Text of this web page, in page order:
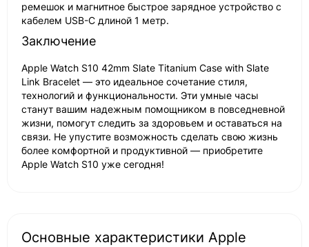
ремешок и магнитное быстрое зарядное устройство с
кабелем USB-C длиной 1 метр.
Заключение
Apple Watch S10 42mm Slate Titanium Case with Slate
Link Bracelet — это идеальное сочетание стиля,
технологий и функциональности. Эти умные часы
станут вашим надежным помощником в повседневной
жизни, помогут следить за здоровьем и оставаться на
связи. Не упустите возможность сделать свою жизнь
более комфортной и продуктивной — приобретите
Apple Watch S10 уже сегодня!
Основные характеристики Apple